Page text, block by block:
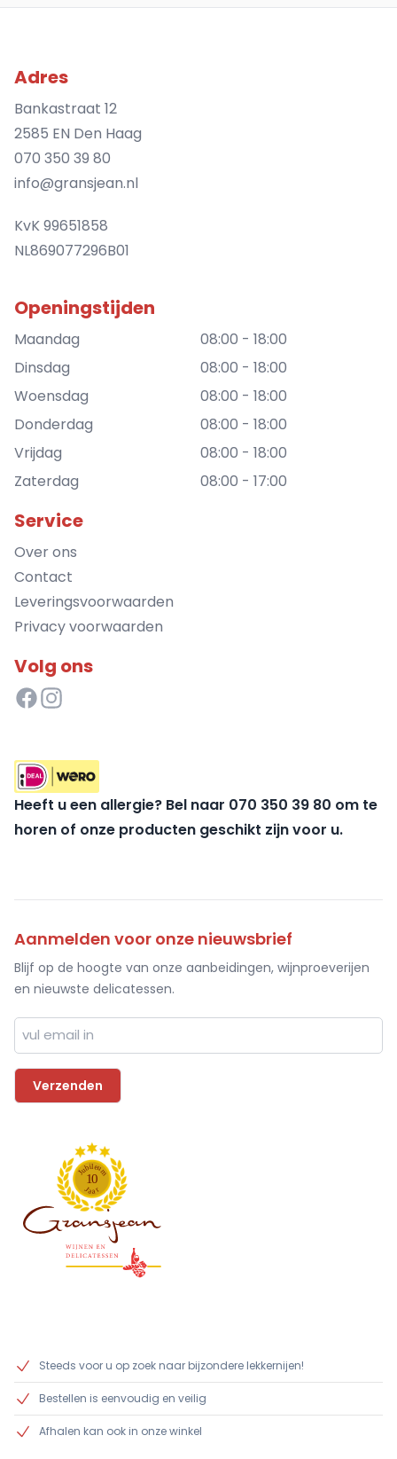
Adres
Bankastraat 12
2585 EN Den Haag
070 350 39 80
info@gransjean.nl
KvK 99651858
NL869077296B01
Openingstijden
Maandag
08:00 - 18:00
Dinsdag
08:00 - 18:00
Woensdag
08:00 - 18:00
Donderdag
08:00 - 18:00
Vrijdag
08:00 - 18:00
Zaterdag
08:00 - 17:00
Service
Over ons
Contact
Leveringsvoorwaarden
Privacy voorwaarden
Volg ons
Heeft u een allergie? Bel naar 070 350 39 80 om te
horen of onze producten geschikt zijn voor u.
Aanmelden voor onze nieuwsbrief
Blijf op de hoogte van onze aanbeidingen, wijnproeverijen
en nieuwste delicatessen.
J
ubileum
10
Jaar
Steeds voor u op zoek naar bijzondere lekkernijen!
Bestellen is eenvoudig en veilig
Afhalen kan ook in onze winkel